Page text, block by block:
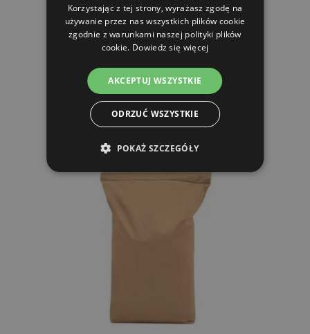
52.24 zl
W MAGAZYNIE
DO KOSZYKA
Korzystając z tej strony, wyrażasz zgodę na
używanie przez nas wszystkich plików cookie
zgodnie z warunkami naszej polityki plików
cookie. Dowiedz się więcej
AKCEPTUJ WSZYSTKIE
ODRZUĆ WSZYSTKIE
POKAŻ SZCZEGÓŁY